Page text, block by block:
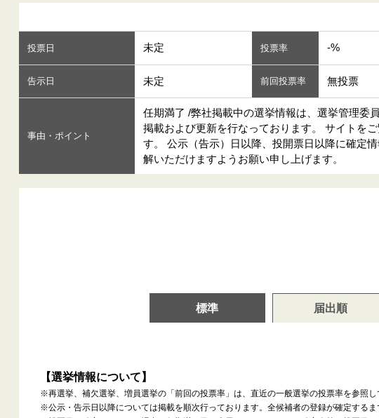
投票日 未定 投票率 -%
告示日 未定 前回投票率 無投票
事由・ポイント
任期満了 /弊社掲載中の選挙情報は、選挙管理委
掲載および更新を行なっております。 サイトを
す。 公示（告示）日以降、投開票日以降に確定
解いただけますようお願い申し上げます。
標準 届出順
【選挙情報について】
※再選挙、補欠選挙、増員選挙の「前回の投票率」は、直近の一般選挙の投票率を参照し
※公示・告示日以降については掲載を順次行っております。全候補者の登録が確定する